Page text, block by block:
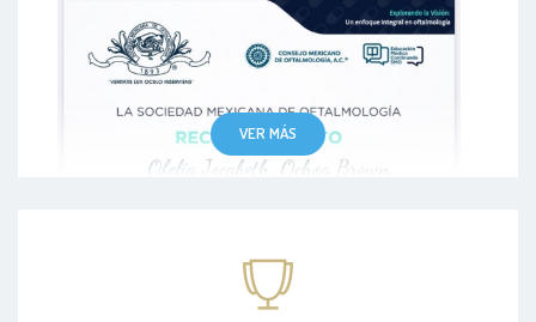
VER MÁS